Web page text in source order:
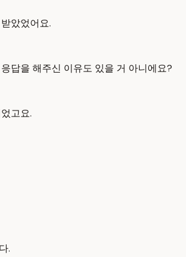
았었어요.
답을 해주신 이유도 있을 거 아니에요?
고요.
.